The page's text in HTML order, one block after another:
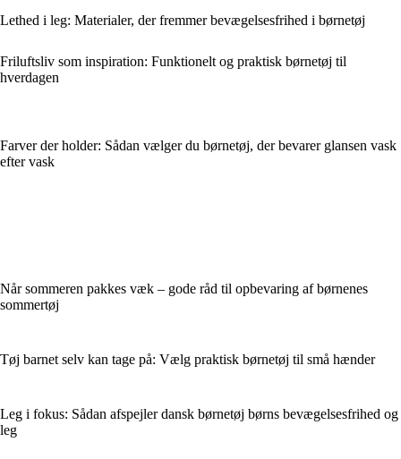
Lethed i leg: Materialer, der fremmer bevægelsesfrihed i børnetøj
Friluftsliv som inspiration: Funktionelt og praktisk børnetøj til
hverdagen
Farver der holder: Sådan vælger du børnetøj, der bevarer glansen vask
efter vask
Når sommeren pakkes væk – gode råd til opbevaring af børnenes
sommertøj
Tøj barnet selv kan tage på: Vælg praktisk børnetøj til små hænder
Leg i fokus: Sådan afspejler dansk børnetøj børns bevægelsesfrihed og
leg